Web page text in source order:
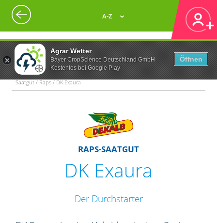
Agrar Wetter
Bayer CropScience Deutschland GmbH
Kostenlos bei Google Play
Öffnen
A-Z
Saatgut / Raps / DK Exaura
RAPS-SAATGUT
DK Exaura
Der Durchstarter